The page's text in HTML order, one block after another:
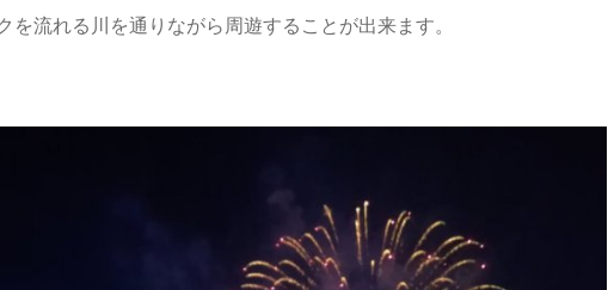
を流れる川を通りながら周遊することが出来ます。